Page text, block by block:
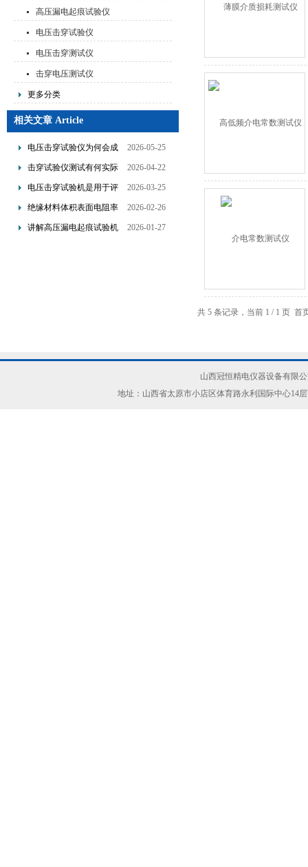
仪
高压漏电起痕试验仪
电压击穿试验仪
电压击穿测试仪
击穿电压测试仪
更多分类
相关文章 Article
电压击穿试验仪为何会成
为绝缘材料检测中的常规
2026-05-25
击穿试验仪测试有何实际
意义？
2026-04-22
电压击穿试验机是用于评
估材料绝缘性能的关键设
2026-03-25
绝缘材料体积表面电阻率
测试仪的基本工作原理解
2026-02-26
讲解高压漏电起痕试验机
2026-01-27
共 5 条记录，当前 1 / 1 页
山西冠恒精电仪器设备有限
地址：山西省太原市小店区体育路永利国际中心14